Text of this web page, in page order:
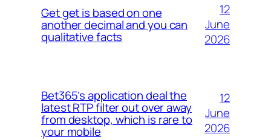
Get get is based on one
another decimal and you can
qualitative facts
12
June
2026
Bet365’s application deal the
latest RTP filter out over away
from desktop, which is rare to
your mobile
12
June
2026